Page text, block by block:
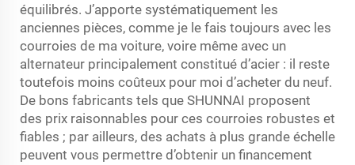
équilibrés. J’apporte systématiquement les
anciennes pièces, comme je le fais toujours avec les
courroies de ma voiture, voire même avec un
alternateur principalement constitué d’acier : il reste
toutefois moins coûteux pour moi d’acheter du neuf.
De bons fabricants tels que SHUNNAI proposent
des prix raisonnables pour ces courroies robustes et
fiables ; par ailleurs, des achats à plus grande échelle
peuvent vous permettre d’obtenir un financement